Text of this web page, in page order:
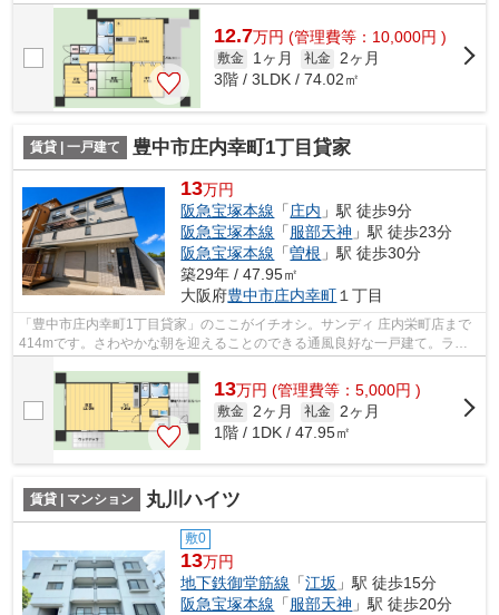
徒歩15分で駅へのアクセスが可能な物...
12.7万円 (管理費等：10,000円 )
敷金 1ヶ月 礼金 2ヶ月
3階 / 3LDK / 74.02㎡
賃貸 | 一戸建て 豊中市庄内幸町1丁目貸家
13万円
阪急宝塚本線 「庄内 」駅 徒歩9分
阪急宝塚本線 「服部天神 」駅 徒歩23分
阪急宝塚本線 「曽根 」駅 徒歩30分
築29年 / 47.95㎡
大阪府豊中市庄内幸町 １丁目
「豊中市庄内幸町1丁目貸家」のここがイチオシ。サンディ 庄内栄町店まで
414mです。さわやかな朝を迎えることのできる通風良好な一戸建て。ライ
13万円 (管理費等：5,000円 )
敷金 2ヶ月 礼金
2ヶ月
1階 / 1DK / 47.95㎡
賃貸 | マンション 丸川ハイツ
敷0
13万円
地下鉄御堂筋線 「江坂 」駅 徒歩15分
阪急宝塚本線 「服部天神 」駅 徒歩20分